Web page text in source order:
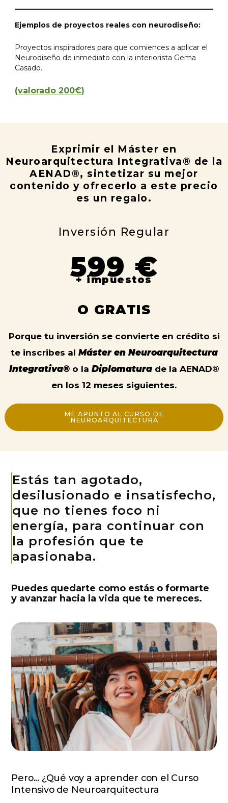
Ejemplos de proyectos reales con neurodiseño:
Proyectos inspiradores para que comiences a aplicar el
Neurodiseño de inmediato con la interiorista Gema
Casado.
(valorado 200€)
Exprimir el Máster en
Neuroarquitectura Integrativa® de la
AENAD®, sintetizar su mejor
contenido y ofrecerlo a este precio
es un regalo.
Inversión Regular
599 €
+ impuestos
O GRATIS
Porque tu inversión se convierte en crédito si
te inscribes al Máster en Neuroarquitectura
Integrativa® o la Diplomaturade la AENAD®
en los 12 meses siguientes.
ME APUNTO AL CURSO DE
NEUROARQUITECTURA
Estás tan agotado,
desilusionado e insatisfecho,
que no tienes foco ni
energía, para continuar con
la profesión que te
apasionaba.
Puedes quedarte como estás o formarte
y avanzar hacia la vida que te mereces.
Pero... ¿Qué voy a aprender con el Curso
Intensivo de Neuroarquitectura